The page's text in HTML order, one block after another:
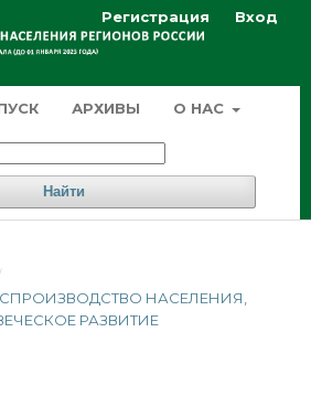
АРХИВЫ О НАС
Найти
Регистрация Вход
НАСЕЛЕНИЯ,
РАЗВИТИЕ